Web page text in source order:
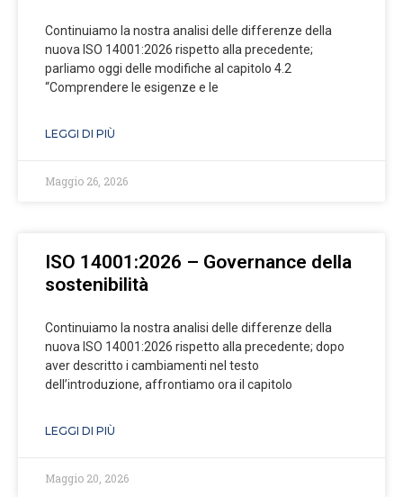
Continuiamo la nostra analisi delle differenze della
nuova ISO 14001:2026 rispetto alla precedente;
parliamo oggi delle modifiche al capitolo 4.2
“Comprendere le esigenze e le
LEGGI DI PIÙ
Maggio 26, 2026
ISO 14001:2026 – Governance della
sostenibilità
Continuiamo la nostra analisi delle differenze della
nuova ISO 14001:2026 rispetto alla precedente; dopo
aver descritto i cambiamenti nel testo
dell’introduzione, affrontiamo ora il capitolo
LEGGI DI PIÙ
Maggio 20, 2026